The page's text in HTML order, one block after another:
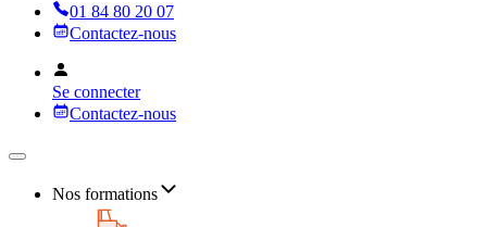
01 84 80 20 07
Contactez-nous
Se connecter
Contactez-nous
Nos formations